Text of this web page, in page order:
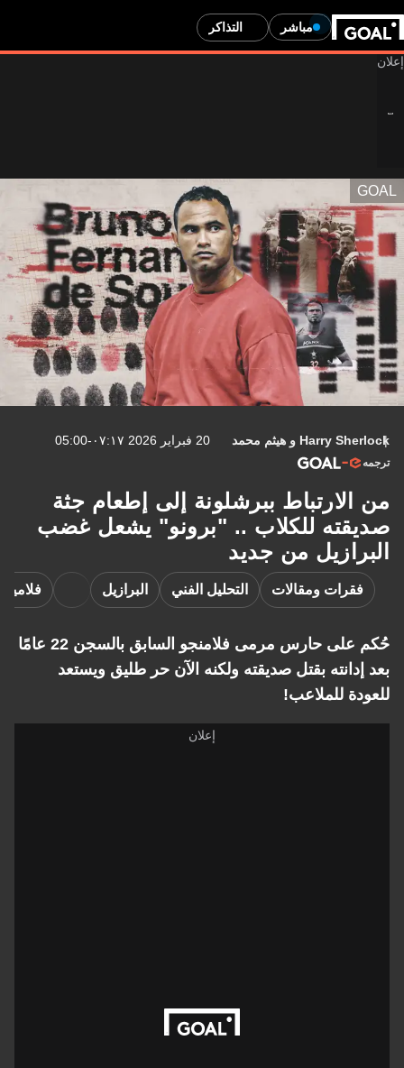
مباشر التذاكر
GOAL
Harry Sherlock و هيثم محمد 20 فبراير 2026 ٠٧:١٧-05:00
ترجمه
من الارتباط ببرشلونة إلى إطعام جثة
صديقته للكلاب .. "برونو" يشعل غضب
البرازيل من جديد
فقرات ومقالات التحليل الفني البرازيل
حُكم على حارس مرمى فلامنجو السابق بالسجن 22 عامًا
بعد إدانته بقتل صديقته ولكنه الآن حر طليق ويستعد
للعودة للملاعب!